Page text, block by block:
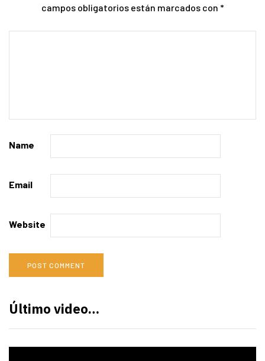
campos obligatorios están marcados con *
Name
Email
Website
Último video…